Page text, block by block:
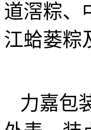
道滘粽、
江蛤蒌粽
力嘉包